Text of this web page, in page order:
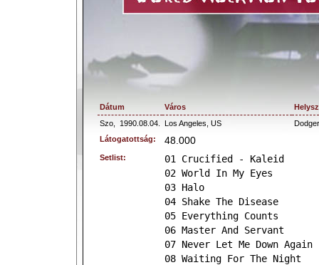
Dátum Város
Szo,
1990.08.04. Los Angeles, US
Látogatottság:
48.000
Setlist:
01 Crucified - Kaleid
02 World In My Eyes
03 Halo
04 Shake The Disease
05 Everything Counts
06 Master And Servant
07 Never Let Me Down Again
08 Waiting For The Night